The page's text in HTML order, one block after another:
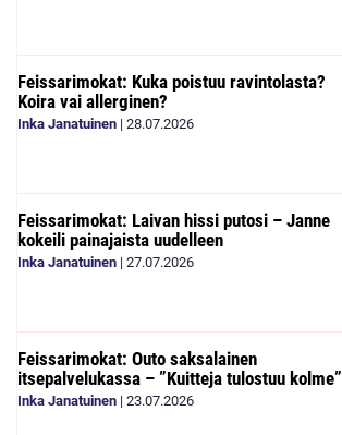
Feissarimokat: Kuka poistuu ravintolasta?
Koira vai allerginen?
Inka Janatuinen | 28.07.2026
Feissarimokat: Laivan hissi putosi – Janne
kokeili painajaista uudelleen
Inka Janatuinen | 27.07.2026
Feissarimokat: Outo saksalainen
itsepalvelukassa – ”Kuitteja tulostuu kolme”
Inka Janatuinen | 23.07.2026